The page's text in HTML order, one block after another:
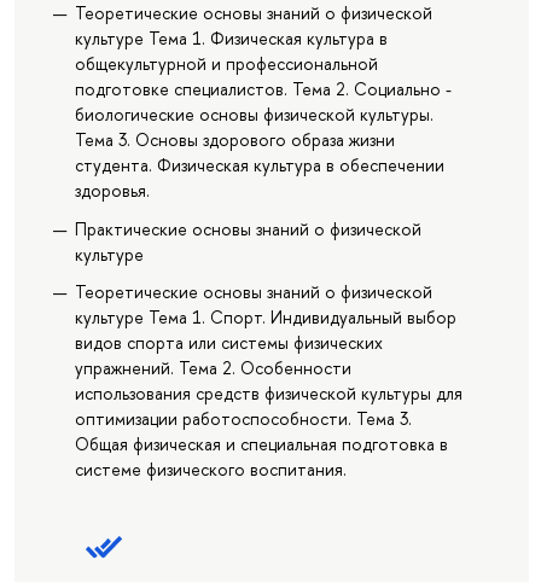
Теоретические основы знаний о физической
культуре Тема 1. Физическая культура в
общекультурной и профессиональной
подготовке специалистов. Тема 2. Социально -
биологические основы физической культуры.
Тема 3. Основы здорового образа жизни
студента. Физическая культура в обеспечении
здоровья.
Практические основы знаний о физической
культуре
Теоретические основы знаний о физической
культуре Тема 1. Спорт. Индивидуальный выбор
видов спорта или системы физических
упражнений. Тема 2. Особенности
использования средств физической культуры для
оптимизации работоспособности. Тема 3.
Общая физическая и специальная подготовка в
системе физического воспитания.